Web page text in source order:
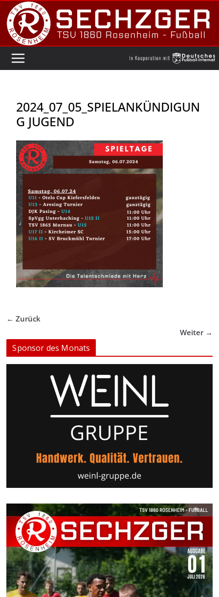
Zum
Inhalt
springen
2024_07_05_SPIELANKÜNDIGUN
G JUGEND
← Zurück
Weiter →
Sponsor des Monats